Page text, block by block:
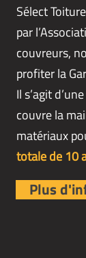
Sélect
par
couvreurs,
profiter la
Il s’agit
couvre la
matériaux
totale de 10
Plus